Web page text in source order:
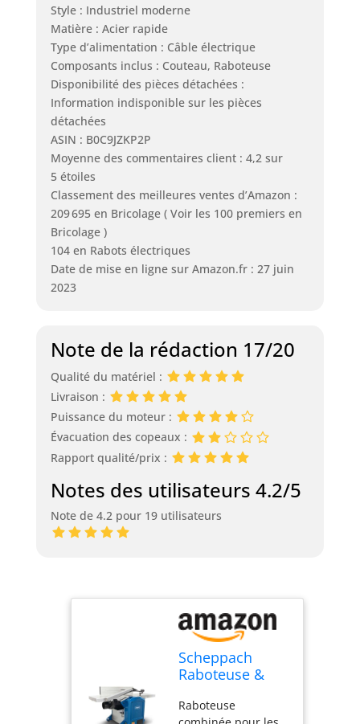
Style : Industriel moderne
Matière : Acier rapide
Type d’alimentation : Câble électrique
Composants inclus : Couteau, Raboteuse
Disponibilité des pièces détachées :
Information indisponible sur les pièces
détachées
ASIN : B0C9JZKP2P
Moyenne des commentaires client : 4,2 sur
5 étoiles
Classement des meilleures ventes d’Amazon :
209 695 en Bricolage ( Voir les 100 premiers en
Bricolage )
104 en Rabots électriques
Date de mise en ligne sur Amazon.fr : 27 juin
2023
Note de la rédaction 17/20
Qualité du matériel :
Livraison :
Puissance du moteur :
Évacuation des copeaux :
Rapport qualité/prix :
Notes des utilisateurs 4.2/5
Note de 4.2 pour 19 utilisateurs
Scheppach
Raboteuse &
compacte
Raboteuse